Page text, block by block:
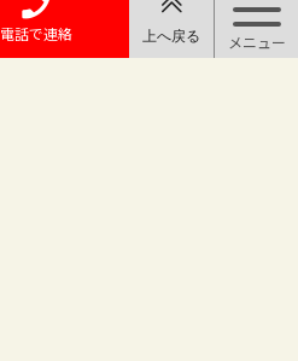
電話で連絡